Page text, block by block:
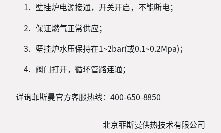
壁挂炉电源接通，开关开启，不能断电；
保证燃气正常供应；
壁挂炉水压保持在1~2bar(或0.1~0.2Mpa)；
阀门打开，循环管路连通；
详询菲斯曼官方客服热线：400-650-8850
北京菲斯曼供热技术有限公司